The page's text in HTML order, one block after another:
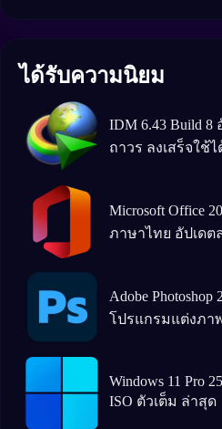
ได้รับความนิยม
IDM 6.43 Build
ถาวร ลงเสร็จใช้ไ
Microsoft Office
ภาษาไทย อัปเดต
Adobe Photoshop
โปรแกรมแต่งภา
Windows 11 Pro
ISO ตัวเต็ม ล่าสุด